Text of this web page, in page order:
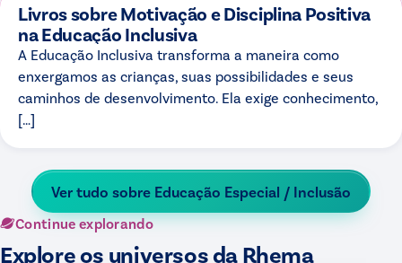
Livros sobre Motivação e Disciplina Positiva
na Educação Inclusiva
A Educação Inclusiva transforma a maneira como
enxergamos as crianças, suas possibilidades e seus
caminhos de desenvolvimento. Ela exige conhecimento,
[…]
Ver tudo sobre Educação Especial / Inclusão
Continue explorando
Explore os universos da Rhema